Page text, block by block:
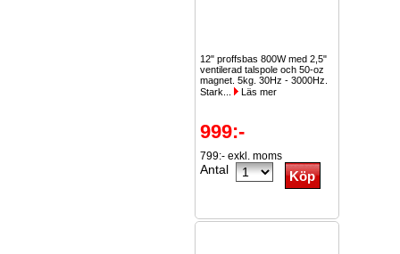
12" proffsbas 800W med 2,5"
ventilerad talspole och 50-oz
magnet. 5kg. 30Hz - 3000Hz.
Stark...
Läs mer
999:-
799:- exkl. moms
Antal